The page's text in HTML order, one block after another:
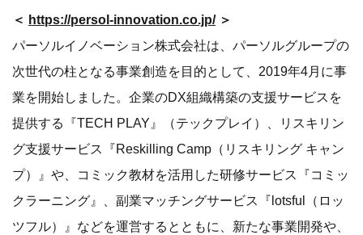
＜ https://persol-innovation.co.jp/ ＞
パーソルイノベーション株式会社は、パーソルグループの
次世代の柱となる事業創造を目的として、2019年4月に事
業を開始しました。企業のDX組織構築の支援サービスを
提供する『TECH PLAY』（テックプレイ）、リスキリン
グ支援サービス『Reskilling Camp（リスキリング キャン
プ）』や、コミック教材を活用した研修サービス『コミッ
クラーニング』、副業マッチングサービス『lotsful（ロッ
ツフル）』などを運営するとともに、新たな事業開発や、